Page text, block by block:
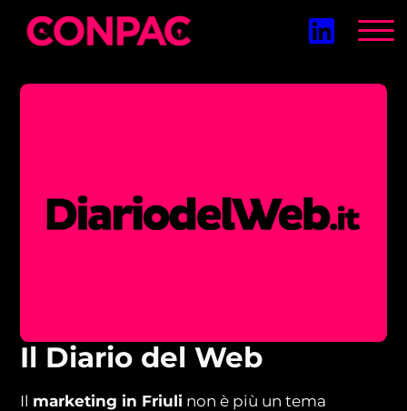
Il Diario del Web
Il marketing in Friuli non è più un tema